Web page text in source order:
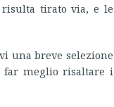
tirato via, e le
una breve selezione
far meglio risaltare i